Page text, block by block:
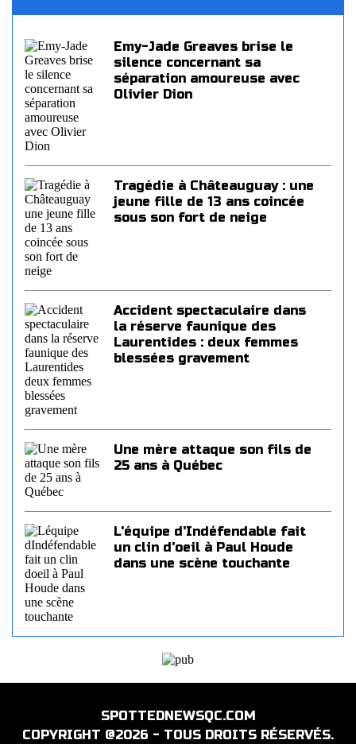
Emy-Jade Greaves brise le
silence concernant sa
séparation amoureuse avec
Olivier Dion
Tragédie à Châteauguay : une
jeune fille de 13 ans coincée
sous son fort de neige
Accident spectaculaire dans
la réserve faunique des
Laurentides : deux femmes
blessées gravement
Une mère attaque son fils de
25 ans à Québec
L'équipe d'Indéfendable fait
un clin d'oeil à Paul Houde
dans une scène touchante
SPOTTEDNEWSQC.COM
COPYRIGHT @2026 - TOUS DROITS RÉSERVÉS.